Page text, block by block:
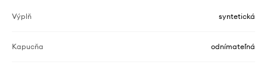
Výplň syntetická
Kapucňa odnímateľná